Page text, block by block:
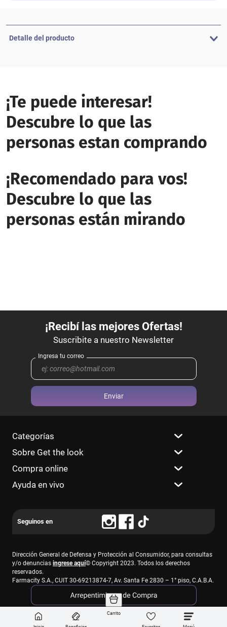
Carrito
Detalle del producto
¡Te puede interesar!
Descubre lo que las
personas estan comprando
¡Recomendado para vos!
Descubre lo que las
personas están mirando
Enviar
Categorías
Sobre Get the look
Compra online
Ayuda en vivo
Dirección General de Defensa y Protección al Consumidor, para consultas
y/o denuncias ingrese aquí© Copyright 2023. Todos los derechos
reservados.
Farmacity S.A., CUIT 30-69213874-7, Av. Santa Fe 2830 – 1° piso, C.A.B.A.